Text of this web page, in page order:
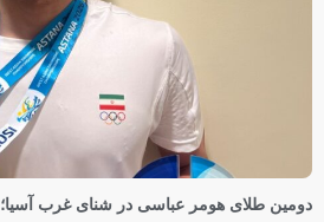
دومین طلای هومر عباسی در شنای غرب آسیا؛